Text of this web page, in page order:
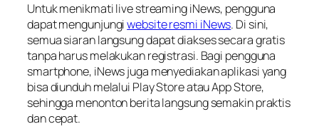
Untuk menikmati live streaming iNews, pengguna
dapat mengunjungiwebsite resmi iNews. Di sini,
semua siaran langsung dapat diakses secara gratis
tanpa harus melakukan registrasi. Bagi pengguna
smartphone, iNews juga menyediakan aplikasi yang
bisa diunduh melalui Play Store atau App Store,
sehingga menonton berita langsung semakin praktis
dan cepat.